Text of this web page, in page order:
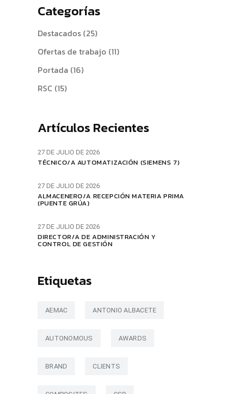
Categorías
Destacados (25)
Ofertas de trabajo (11)
Portada (16)
RSC (15)
Artículos Recientes
27 DE JULIO DE 2026
TÉCNICO/A AUTOMATIZACIÓN (SIEMENS 7)
27 DE JULIO DE 2026
ALMACENERO/A RECEPCIÓN MATERIA PRIMA
(PUENTE GRÚA)
27 DE JULIO DE 2026
DIRECTOR/A DE ADMINISTRACIÓN Y
CONTROL DE GESTIÓN
Etiquetas
AEMAC ANTONIO ALBACETE
AUTONOMOUS AWARDS
BRAND CLIENTS